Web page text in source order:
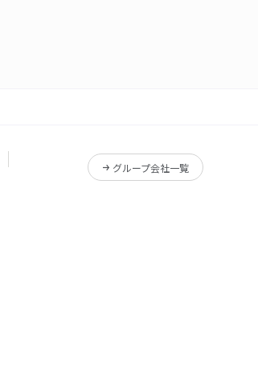
グループ会社一覧